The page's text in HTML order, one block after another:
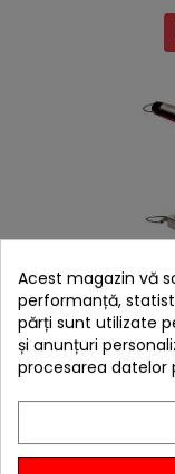
Set 3 ustensile
Acest magazin vă
performanță,
părți sunt utilizate
și anunțuri
procesarea datelor